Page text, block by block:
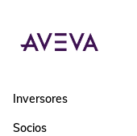
Inversores
Socios